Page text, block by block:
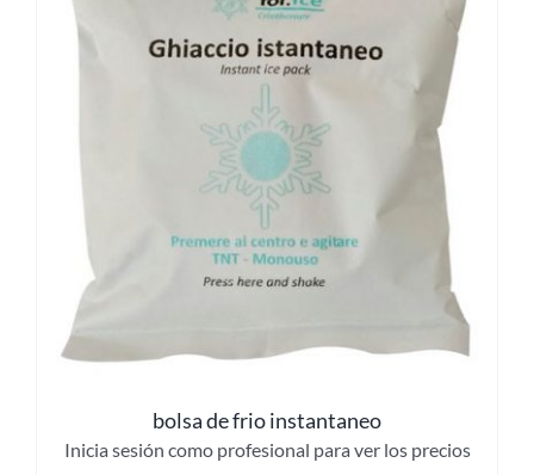
bolsa de frio instantaneo
Inicia sesión como profesional para ver los precios